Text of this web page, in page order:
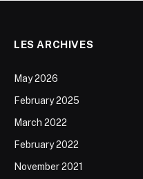
LES ARCHIVES
May 2026
February 2025
March 2022
February 2022
November 2021